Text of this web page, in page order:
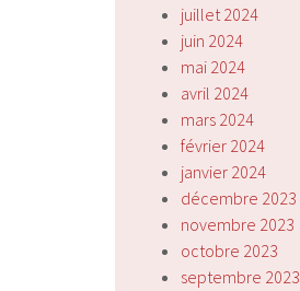
juillet 2024
juin 2024
mai 2024
avril 2024
mars 2024
février 2024
janvier 2024
décembre 2023
novembre 2023
octobre 2023
septembre 2023